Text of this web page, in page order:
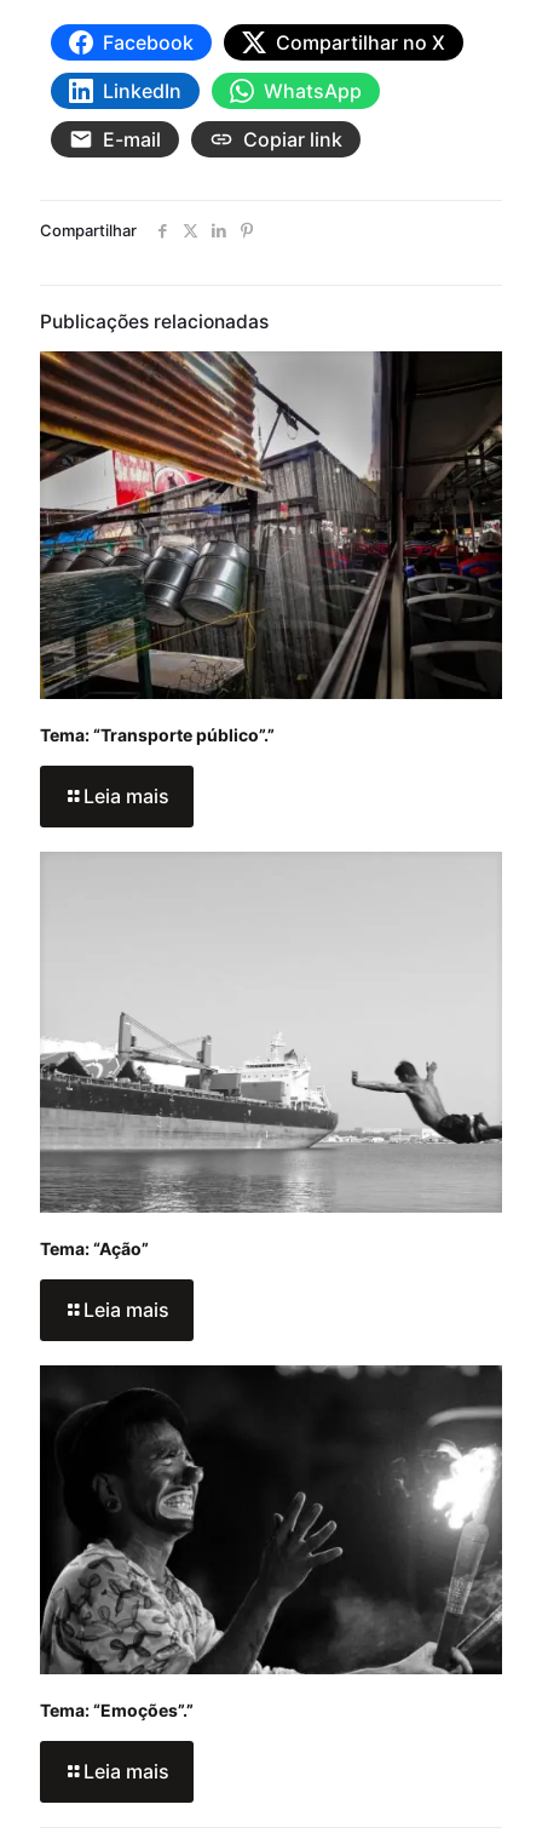
Facebook
Compartilhar no X
LinkedIn
WhatsApp
E-mail
Copiar link
Compartilhar
Publicações relacionadas
Tema: “Transporte público”.”
Leia mais
Tema: “Ação”
Leia mais
Tema: “Emoções”.”
Leia mais